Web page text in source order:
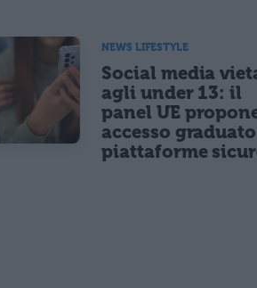
NEWS LIFESTYLE
Social media
agli under 13: il
panel UE
accesso
piattaforme